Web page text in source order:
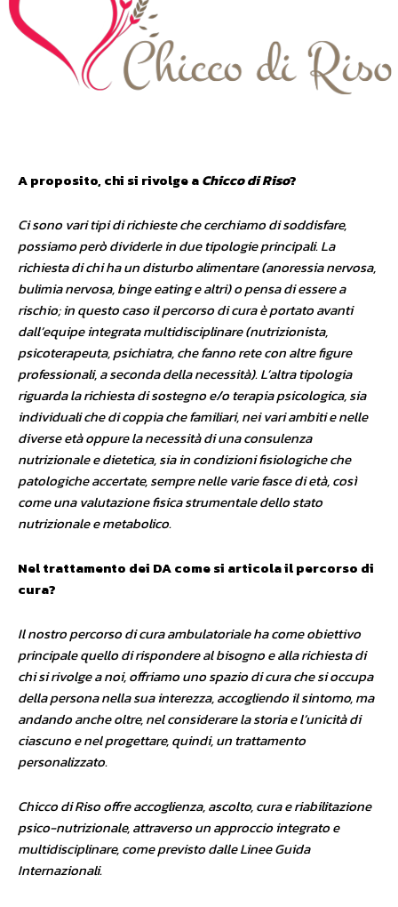
A proposito, chi si rivolge aChicco di Riso?
Ci sono vari tipi di richieste che cerchiamo di soddisfare,
possiamo però dividerle in due tipologie principali. La
richiesta di chi ha un disturbo alimentare (anoressia nervosa,
bulimia nervosa, binge eating e altri) o pensa di essere a
rischio; in questo caso il percorso di cura è portato avanti
dall’equipe integrata multidisciplinare (nutrizionista,
psicoterapeuta, psichiatra, che fanno rete con altre figure
professionali, a seconda della necessità). L’altra tipologia
riguarda la richiesta di sostegno e/o terapia psicologica, sia
individuali che di coppia che familiari, nei vari ambiti e nelle
diverse età oppure la necessità di una consulenza
nutrizionale e dietetica, sia in condizioni fisiologiche che
patologiche accertate, sempre nelle varie fasce di età, così
come una valutazione fisica strumentale dello stato
nutrizionale e metabolico.
Nel trattamento dei DA come si articola il percorso di
cura?
Il nostro percorso di cura ambulatoriale ha come obiettivo
principale quello di rispondere al bisogno e alla richiesta di
chi si rivolge a noi, offriamo uno spazio di cura che si occupa
della persona nella sua interezza, accogliendo il sintomo, ma
andando anche oltre, nel considerare la storia e l’unicità di
ciascuno e nel progettare, quindi, un trattamento
personalizzato.
Chicco di Riso offre accoglienza, ascolto, cura e riabilitazione
psico-nutrizionale, attraverso un approccio integrato e
multidisciplinare, come previsto dalle Linee Guida
Internazionali.